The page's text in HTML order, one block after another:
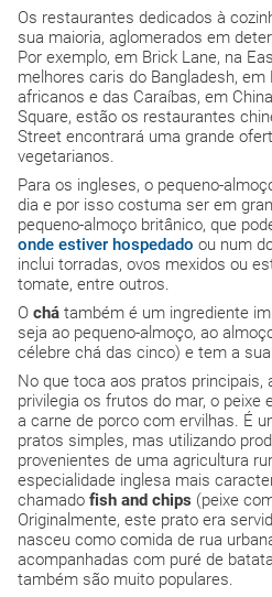
Os restaurantes dedicados à
sua maioria, aglomerados em
Por exemplo, em Brick Lane, na
melhores caris do Bangladesh,
africanos e das Caraíbas, em
Square, estão os restaurantes
Street encontrará uma grande
vegetarianos.
Para os ingleses, o pequeno-
dia e por isso costuma ser em
pequeno-almoço britânico, que
onde estiver hospedado ou num
inclui torradas, ovos mexidos ou
tomate, entre outros.
O chá também é um ingrediente
seja ao pequeno-almoço, ao
célebre chá das cinco) e tem a
No que toca aos pratos principais,
privilegia os frutos do mar, o
a carne de porco com ervilhas. É
pratos simples, mas utilizando
provenientes de uma agricultura
especialidade inglesa mais
chamado fish and chips (peixe
Originalmente, este prato era
nasceu como comida de rua
acompanhadas com puré de
também são muito populares.